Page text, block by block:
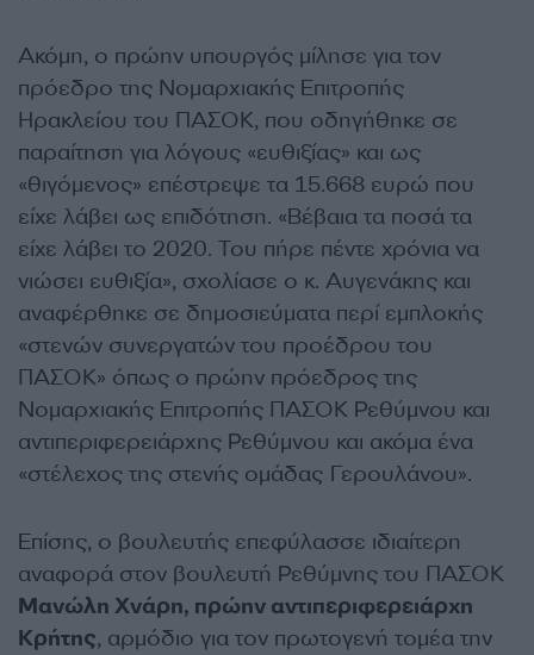
Ακόμη, ο πρώην υπουργός μίλησε για τον
πρόεδρο της Νομαρχιακής Επιτροπής
Ηρακλείου του ΠΑΣΟΚ, που οδηγήθηκε σε
παραίτηση για λόγους «ευθιξίας» και ως
«θιγόμενος» επέστρεψε τα 15.668 ευρώ που
είχε λάβει ως επιδότηση. «Βέβαια τα ποσά τα
είχε λάβει το 2020. Του πήρε πέντε χρόνια να
νιώσει ευθιξία», σχολίασε ο κ. Αυγενάκης και
αναφέρθηκε σε δημοσιεύματα περί εμπλοκής
«στενών συνεργατών του προέδρου του
ΠΑΣΟΚ» όπως ο πρώην πρόεδρος της
Νομαρχιακής Επιτροπής ΠΑΣΟΚ Ρεθύμνου και
αντιπεριφερειάρχης Ρεθύμνου και ακόμα ένα
«στέλεχος της στενής ομάδας Γερουλάνου».
Επίσης, ο βουλευτής επεφύλασσε ιδιαίτερη
αναφορά στον βουλευτή Ρεθύμνης του ΠΑΣΟΚ
Μανώλη Χνάρη, πρώην αντιπεριφερειάρχη
Κρήτης, αρμόδιο για τον πρωτογενή τομέα την